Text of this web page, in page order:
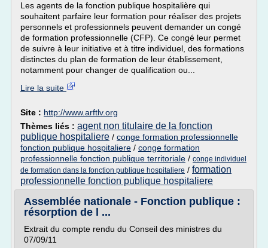
Les agents de la fonction publique hospitalière qui
souhaitent parfaire leur formation pour réaliser des projets
personnels et professionnels peuvent demander un congé
de formation professionnelle (CFP). Ce congé leur permet
de suivre à leur initiative et à titre individuel, des formations
distinctes du plan de formation de leur établissement,
notamment pour changer de qualification ou...
Lire la suite
Site : http://www.arftlv.org
Thèmes liés : agent non titulaire de la fonction
publique hospitaliere / conge formation professionnelle
fonction publique hospitaliere / conge formation
professionnelle fonction publique territoriale / conge individuel
de formation dans la fonction publique hospitaliere / formation
professionnelle fonction publique hospitaliere
Assemblée nationale - Fonction publique :
résorption de l ...
Extrait du compte rendu du Conseil des ministres du
07/09/11